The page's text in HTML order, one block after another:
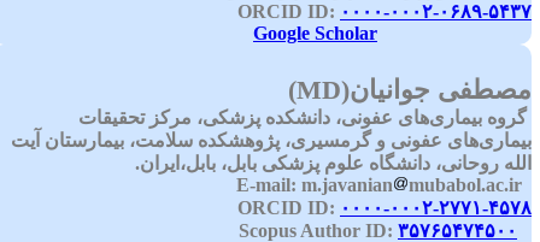
ORCID ID: ۰۰۰۲-۰۶۸۹-۵۴۳۷
Google Scholar
جوانیان(MD)
بیماری‌های عفونی، دانشکده پزشکی، مرکز تحقیقات
عفونی و گرمسیری، پژوهشکده سلامت، بیمارستان آیت
روحانی، دانشگاه علوم پزشکی بابل، بابل،ایران.
m.javanian
mubabol.ac.ir
ORCID ID: ۰۰۰۲-۲۷۷۱-۴۵۷۸
۳۵۷۶۵۴۷۴۵۰۰